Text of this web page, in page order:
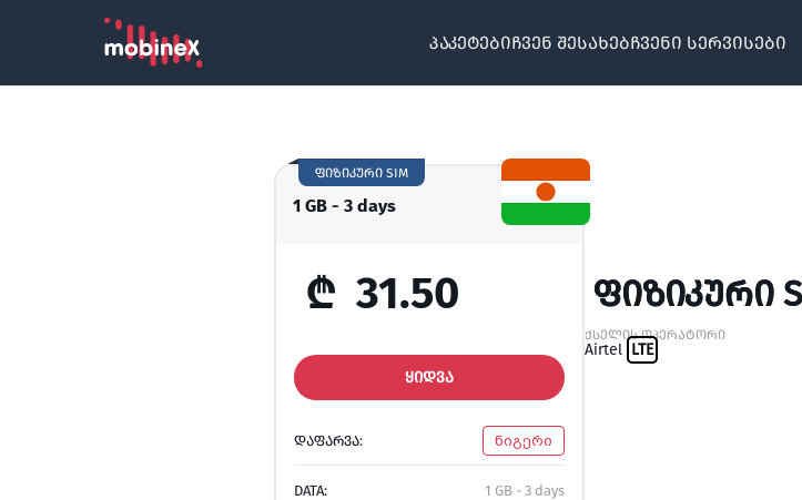
პაკეტებიჩვენ შესახებჩვენი სერვისები
1 GB - 3 days
ფიზიკური SIM
₾ 31.50
ᲧᲘᲓᲕᲐ
ᲓᲐᲤᲐᲠᲕᲐ: ნიგერი
DATA: 1 GB - 3 days
ᲤᲘᲖᲘᲙᲣᲠᲘ
ქსელის ოპერატორი
Airtel LTE